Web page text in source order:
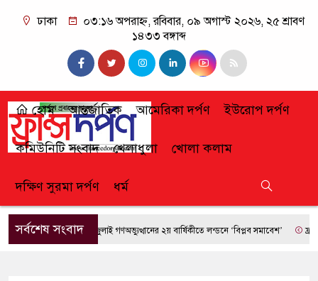
ঢাকা
০৩:১৬ অপরাহ্ন, রবিবার, ০৯ অগাস্ট ২০২৬, ২৫ শ্রাবণ
১৪৩৩ বঙ্গাব্দ
হোম আন্তর্জাতিক আমেরিকা দর্পণ ইউরোপ দর্পণ
কমিউনিটি সংবাদ খেলাধুলা খোলা কলাম
দক্ষিণ সুরমা দর্পণ ধর্ম
সর্বশেষ সংবাদজুলাই গণঅভ্যুত্থানের ২য় বার্ষিকীতে লন্ডনে ‘বিপ্লব সমাবেশ’ ফ্রান্সে